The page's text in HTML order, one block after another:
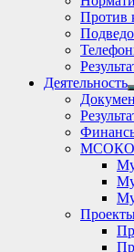
Против
Деятельность
МСОКО